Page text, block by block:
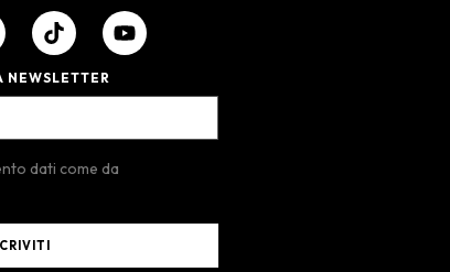
NEWSLETTER
dati come da